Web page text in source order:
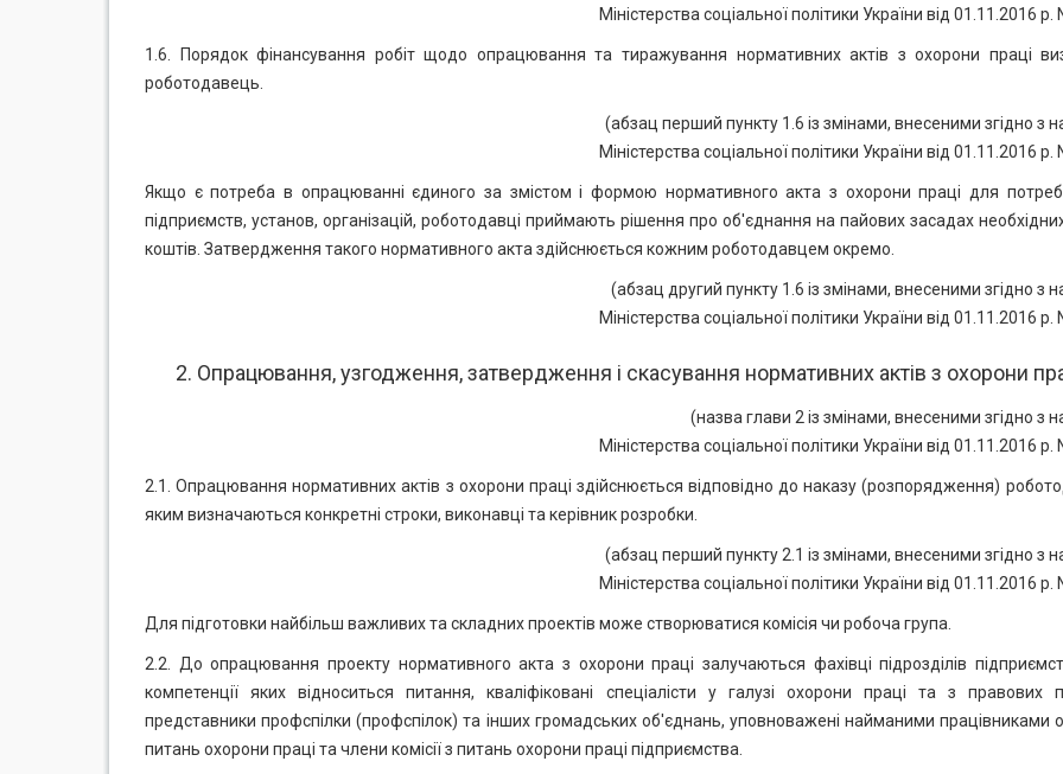
Міністерства соціальної політики України від 01.11.2016 р.
1.6. Порядок фінансування робіт щодо опрацювання та тиражування нормативних актів з охорони праці
роботодавець.
(абзац перший пункту 1.6 із змінами, внесеними згідно з
Міністерства соціальної політики України від 01.11.2016 р.
Якщо є потреба в опрацюванні єдиного за змістом і формою нормативного акта з охорони праці для потреб
підприємств, установ, організацій, роботодавці приймають рішення про об'єднання на пайових засадах
коштів. Затвердження такого нормативного акта здійснюється кожним роботодавцем окремо.
(абзац другий пункту 1.6 із змінами, внесеними згідно з
Міністерства соціальної політики України від 01.11.2016 р.
2. Опрацювання, узгодження, затвердження і скасування нормативних актів з охорони
(назва глави 2 із змінами, внесеними згідно з
Міністерства соціальної політики України від 01.11.2016 р.
2.1. Опрацювання нормативних актів з охорони праці здійснюється відповідно до наказу (розпорядження)
яким визначаються конкретні строки, виконавці та керівник розробки.
(абзац перший пункту 2.1 із змінами, внесеними згідно з
Міністерства соціальної політики України від 01.11.2016 р.
Для підготовки найбільш важливих та складних проектів може створюватися комісія чи робоча група.
2.2. До опрацювання проекту нормативного акта з охорони праці залучаються фахівці підрозділів
компетенції яких відноситься питання, кваліфіковані спеціалісти у галузі охорони праці та з правових
представники профспілки (профспілок) та інших громадських об'єднань, уповноважені найманими працівниками
питань охорони праці та члени комісії з питань охорони праці підприємства.